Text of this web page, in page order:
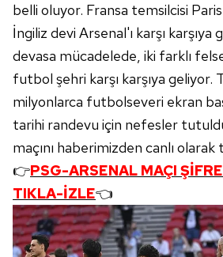
belli oluyor. Fransa temsilcisi
İngiliz devi Arsenal'ı karşı
devasa mücadelede, iki farklı
futbol şehri karşı karşıya geliyor.
milyonlarca futbolseveri ekran
tarihi randevu için nefesler
maçını haberimizden canlı
👉PSG-ARSENAL MAÇI
TIKLA-İZLE👈